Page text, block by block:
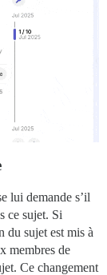
lui demande s’il
ce sujet. Si
du sujet est mis à
membres de
Ce changement